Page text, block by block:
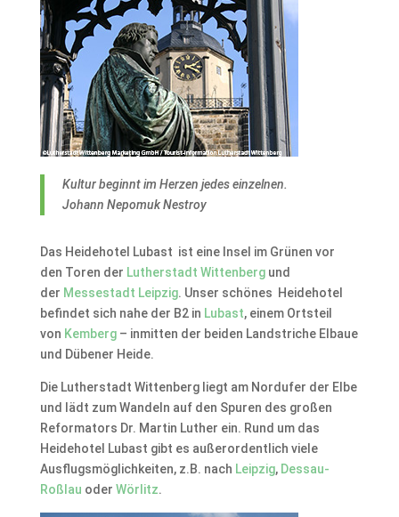
Kultur beginnt im Herzen jedes einzelnen.
Johann Nepomuk Nestroy
Das Heidehotel Lubast ist eine Insel im Grünen vor
den Toren der Lutherstadt Wittenbergund
der Messestadt Leipzig. Unser schönes Heidehotel
befindet sich nahe der B2 in Lubast, einem Ortsteil
von Kemberg– inmitten der beiden Landstriche Elbaue
und Dübener Heide.
Die Lutherstadt Wittenberg liegt am Nordufer der Elbe
und lädt zum Wandeln auf den Spuren des großen
Reformators Dr. Martin Luther ein. Rund um das
Heidehotel Lubast gibt es außerordentlich viele
Ausflugsmöglichkeiten, z.B. nach Leipzig, Dessau-
Roßlau oder Wörlitz.